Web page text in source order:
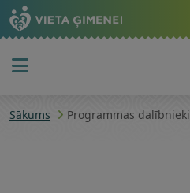
Sākums Programmas dalībnieki